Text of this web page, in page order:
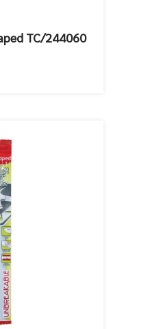
TC/244060